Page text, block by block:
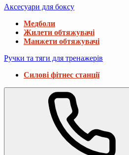
Аксесуари для боксу
Медболи
Жилети обтяжувачі
Манжети обтяжувачі
Ручки та тяги для тренажерів
Силові фітнес станції